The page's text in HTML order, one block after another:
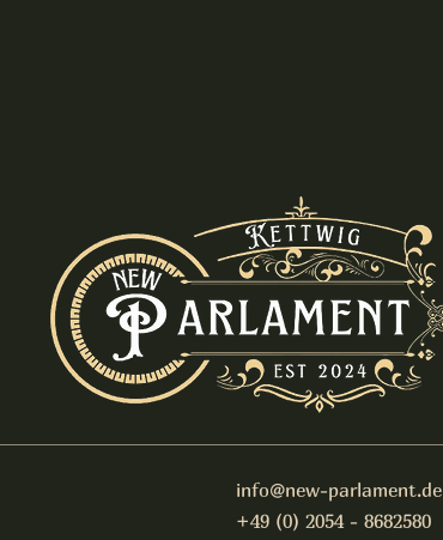
info@new-parlament.de
+49 (0) 2054 - 8682580